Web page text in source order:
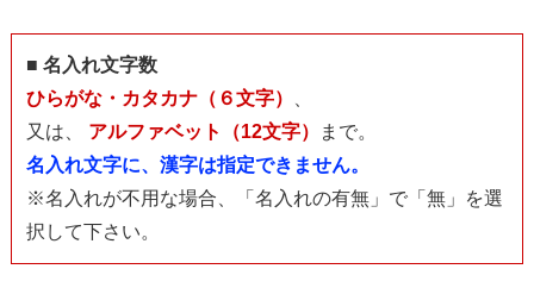
■ 名入れ文字数
ひらがな・カタカナ（６文字）
又は、 アルファベット（12文字）
まで。
名入れ文字に、漢字は指定できません。
※名入れが不用な場合、「名入れの有無」で「無」を選
択して下さい。